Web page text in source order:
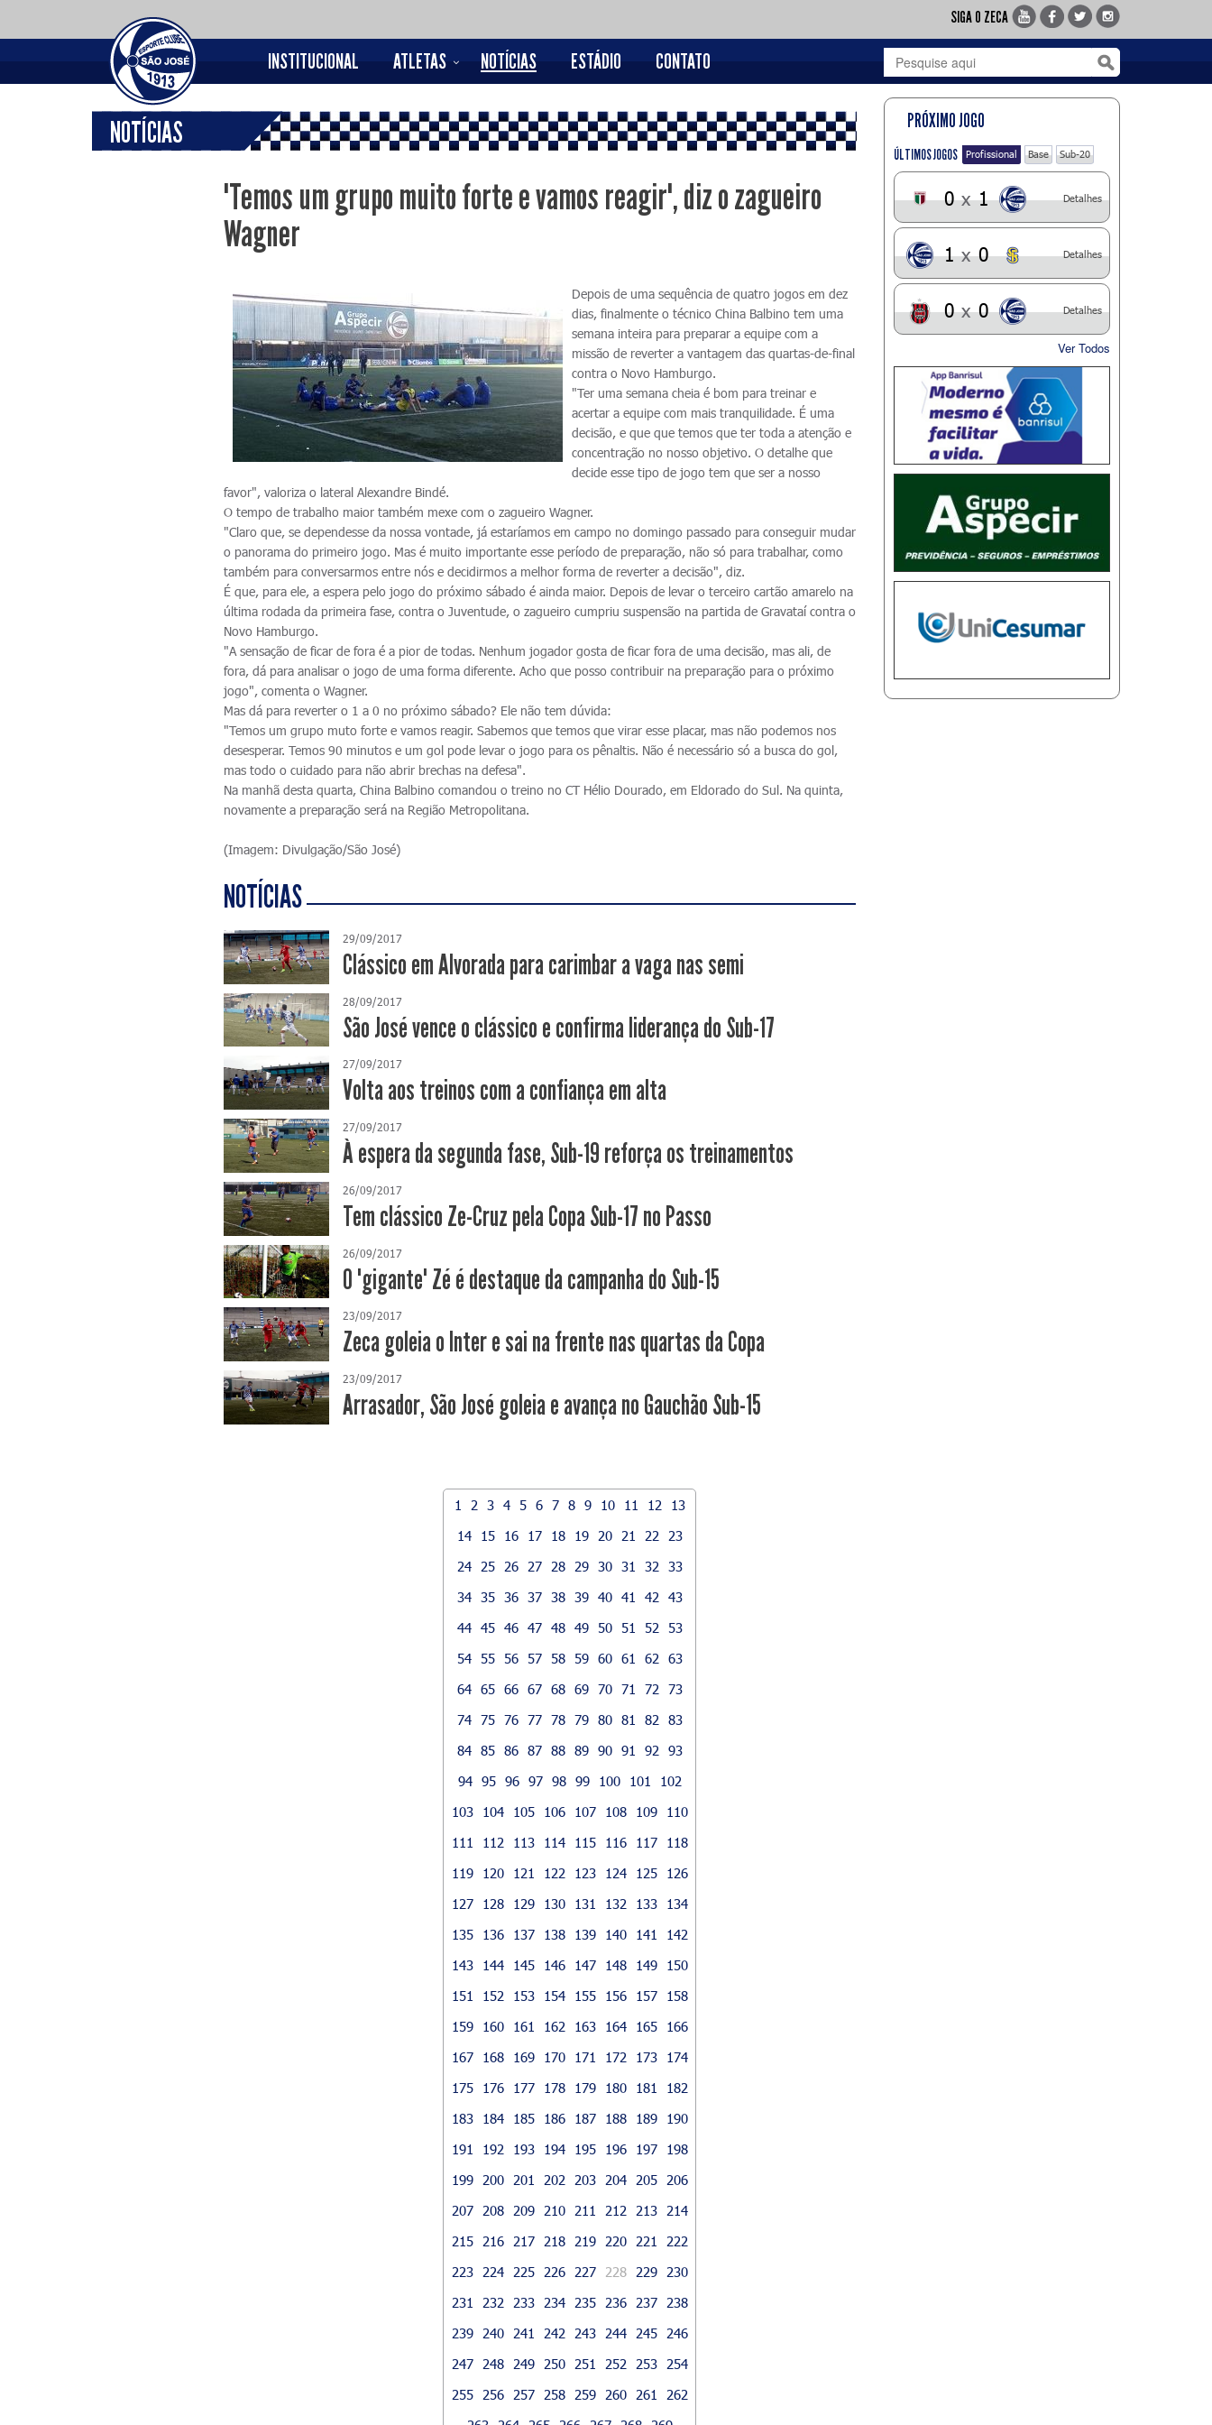
SIGA O ZECA
INSTITUCIONAL ATLETAS NOTÍCIAS ESTÁDIO CONTATO
NOTÍCIAS
"Temos um grupo muito forte e vamos reagir", diz o zagueiro
Wagner
Depois de uma sequência de quatro jogos em dez
dias, finalmente o técnico China Balbino tem uma
semana inteira para preparar a equipe com a
missão de reverter a vantagem das quartas-de-final
contra o Novo Hamburgo.
"Ter uma semana cheia é bom para treinar e
acertar a equipe com mais tranquilidade. É uma
decisão, e que que temos que ter toda a atenção e
concentração no nosso objetivo. O detalhe que
decide esse tipo de jogo tem que ser a nosso
favor", valoriza o lateral Alexandre Bindé.
O tempo de trabalho maior também mexe com o zagueiro Wagner.
"Claro que, se dependesse da nossa vontade, já estaríamos em campo no domingo passado para conseguir mudar
o panorama do primeiro jogo. Mas é muito importante esse período de preparação, não só para trabalhar, como
também para conversarmos entre nós e decidirmos a melhor forma de reverter a decisão", diz.
É que, para ele, a espera pelo jogo do próximo sábado é ainda maior. Depois de levar o terceiro cartão amarelo na
última rodada da primeira fase, contra o Juventude, o zagueiro cumpriu suspensão na partida de Gravataí contra o
Novo Hamburgo.
"A sensação de ficar de fora é a pior de todas. Nenhum jogador gosta de ficar fora de uma decisão, mas ali, de
fora, dá para analisar o jogo de uma forma diferente. Acho que posso contribuir na preparação para o próximo
jogo", comenta o Wagner.
Mas dá para reverter o 1 a 0 no próximo sábado? Ele não tem dúvida:
"Temos um grupo muto forte e vamos reagir. Sabemos que temos que virar esse placar, mas não podemos nos
desesperar. Temos 90 minutos e um gol pode levar o jogo para os pênaltis. Não é necessário só a busca do gol,
mas todo o cuidado para não abrir brechas na defesa".
Na manhã desta quarta, China Balbino comandou o treino no CT Hélio Dourado, em Eldorado do Sul. Na quinta,
novamente a preparação será na Região Metropolitana.
(Imagem: Divulgação/São José)
NOTÍCIAS
29/09/2017
Clássico em Alvorada para carimbar a vaga nas semi
28/09/2017
São José vence o clássico e confirma liderança do Sub-17
27/09/2017
Volta aos treinos com a confiança em alta
27/09/2017
À espera da segunda fase, Sub-19 reforça os treinamentos
26/09/2017
Tem clássico Ze-Cruz pela Copa Sub-17 no Passo
26/09/2017
O "gigante" Zé é destaque da campanha do Sub-15
23/09/2017
Zeca goleia o Inter e sai na frente nas quartas da Copa
23/09/2017
Arrasador, São José goleia e avança no Gauchão Sub-15
1 2 3 4 5 6 7 8 9 10 11 12
13
14
15 16 17 18 19 20 21 22
23
24
25 26 27 28 29 30 31 32
33
34 35 36 37 38 39 40 41 42
43
44 45 46 47 48 49 50 51 52
53
54 55 56 57 58 59 60 61 62
63
64 65 66 67 68 69 70 71 72
73
74 75 76 77 78 79 80 81 82
83
84 85 86 87 88 89 90 91 92
93
94 95 96 97 98 99 100 101
102
103
104 105 106 107 108 109
110
111
112 113 114 115 116 117
118
119
120 121 122 123 124 125
126
127
128 129 130 131 132 133
134
135
136 137 138 139 140 141
142
143
144 145 146 147 148 149
150
151
152 153 154 155 156 157
158
159
160 161 162 163 164 165
166
167
168 169 170 171 172 173
174
175
176 177 178 179 180 181
182
183
184 185 186 187 188 189
190
191
192 193 194 195 196 197
198
199
200 201 202 203 204 205
206
207
208 209 210 211 212 213
214
215
216 217 218 219 220 221
222
223
224 225 226 227 228 229
230
231
232 233 234 235 236 237
238
239
240 241 242 243 244 245
246
247
248 249 250 251 252 253
254
255
256 257 258 259 260 261
262
PRÓXIMO JOGO
ÚLTIMOS JOGOS Profissional Base Sub-20
0 x 1 Detalhes
1 x 0 Detalhes
0 x 0 Detalhes
Ver Todos